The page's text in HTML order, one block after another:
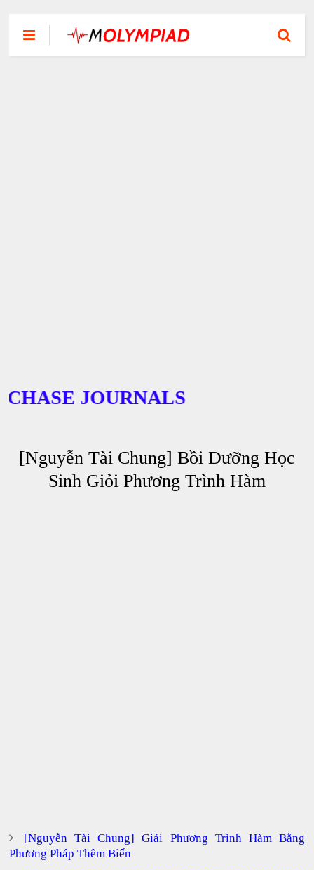
JOURNALS
[Nguyễn Tài Chung] Bồi Dưỡng Học
Sinh Giỏi Phương Trình Hàm
[Nguyễn Tài Chung] Giải Phương Trình Hàm Bằng
Phương Pháp Thêm Biến